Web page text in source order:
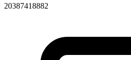
20387418882